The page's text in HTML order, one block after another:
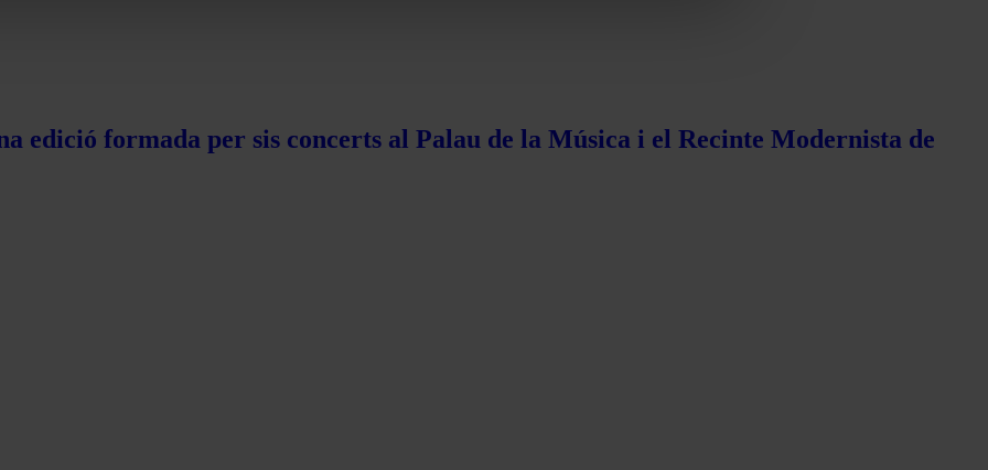
edició formada per sis concerts al Palau de la Música i el Recinte Modernista de